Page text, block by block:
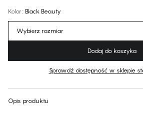
Kolor: Black Beauty
Brak sugerowanego rozmiaru dla tego
Wybierz rozmiar
Dodaj do koszyka
Sprawdź dostępność w sklepie
Opis produktu